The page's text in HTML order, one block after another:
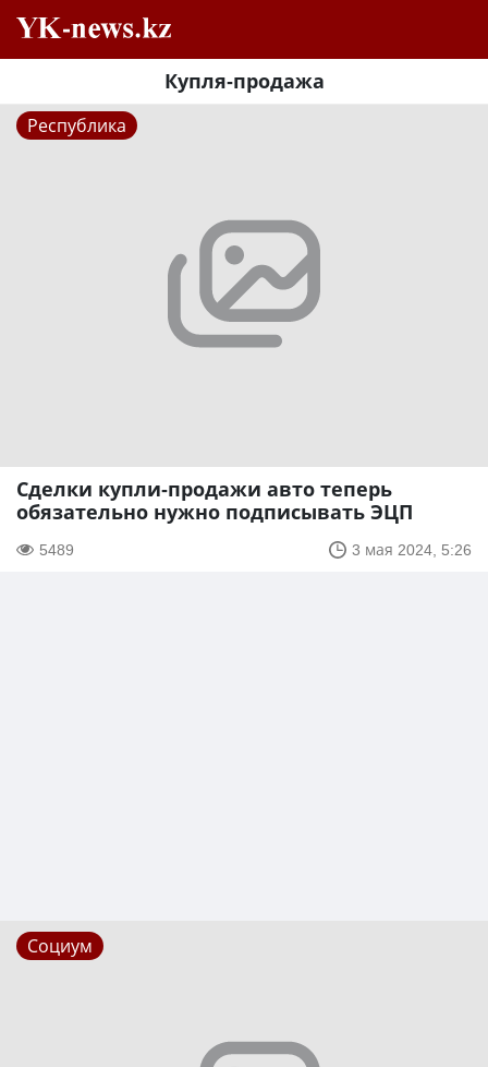
Купля-продажа
Республика
Сделки купли-продажи авто теперь
обязательно нужно подписывать ЭЦП
5489 3 мая 2024, 5:26
Социум